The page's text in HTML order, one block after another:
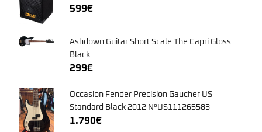
599€
Ashdown Guitar Short Scale The Capri Gloss
Black
299€
Occasion Fender Precision Gaucher US
Standard Black 2012 N°US111265583
1.790€